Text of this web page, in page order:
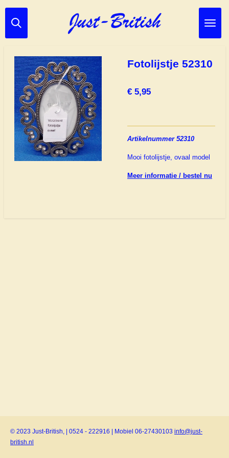
Ga
direct
hoofdinhoud
Fotolijstje 52310
€ 5,95
Artikelnummer 52310
Mooi fotolijstje, ovaal model
Meer informatie / bestel nu
© 2023 Just-British, | 0524 - 222916 | Mobiel 06-27430103 info@just-
british.nl